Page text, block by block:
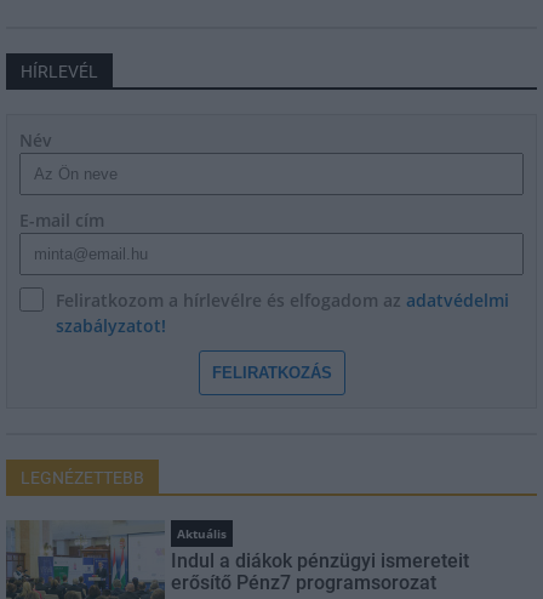
HÍRLEVÉL
Név
E-mail cím
Feliratkozom a hírlevélre és elfogadom az adatvédelmi
szabályzatot!
FELIRATKOZÁS
LEGNÉZETTEBB
Aktuális
Indul a diákok pénzügyi ismereteit
erősítő Pénz7 programsorozat